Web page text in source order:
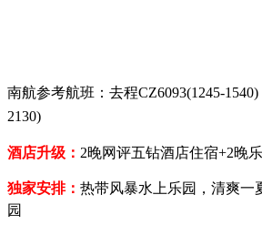
南航参考航班：去程CZ6093(1245-1540)
2130)
酒店升级： 2晚网评五钻酒店住宿+2晚
独家安排： 热带风暴水上乐园，清爽一
园